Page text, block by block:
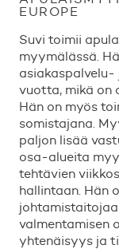
EUROPE
Suvi toimii
myymälässä.
vuotta, mikä on
Hän on myös
somistajana.
paljon lisää
osa-alueita
tehtävien
hallintaan. Hän
valmentamisen
yhtenäisyys ja